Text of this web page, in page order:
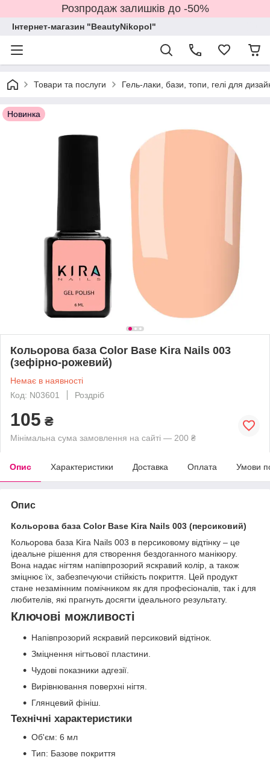
Розпродаж залишків до -50%
Інтернет-магазин "BeautyNikopol"
Товари та послуги Гель-лаки, бази, топи, гелі для
Новинка
Кольорова база Color Base Kira Nails 003
(зефірно-рожевий)
Немає в наявності
Код: N03601
Роздріб
105 ₴
Мінімальна сума замовлення на сайті — 200 ₴
Опис Характеристики Доставка Оплата Умови
Опис
Кольорова база Color Base Kira Nails 003 (персиковий)
Кольорова база Kira Nails 003 в персиковому відтінку – це
ідеальне рішення для створення бездоганного манікюру.
Вона надає нігтям напівпрозорий яскравий колір, а також
зміцнює їх, забезпечуючи стійкість покриття. Цей продукт
стане незамінним помічником як для професіоналів, так і для
любителів, які прагнуть досягти ідеального результату.
Ключові можливості
Напівпрозорий яскравий персиковий відтінок.
Зміцнення нігтьової пластини.
Чудові показники адгезії.
Вирівнювання поверхні нігтя.
Глянцевий фініш.
Технічні характеристики
Об'єм: 6 мл
Тип: Базове покриття